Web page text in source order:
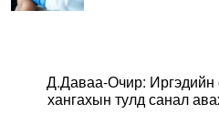
Д.Даваа-Очир: Иргэдийн
хангахын тулд санал